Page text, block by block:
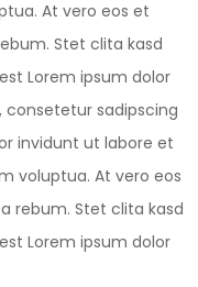
At vero eos et
Stet clita kasd
Lorem ipsum dolor
sadipscing
invidunt ut labore et
voluptua. At vero eos
rebum. Stet clita kasd
Lorem ipsum dolor